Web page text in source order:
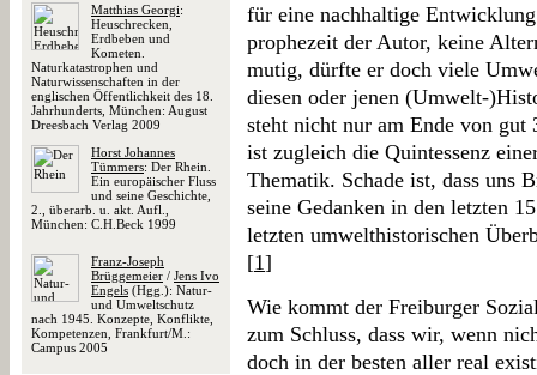
Matthias Georgi:
Heuschrecken,
Erdbeben und
Kometen.
Naturkatastrophen und
Naturwissenschaften in der
englischen Öffentlichkeit des 18.
Jahrhunderts, München: August
Dreesbach Verlag 2009
Horst Johannes
Tümmers: Der Rhein.
Ein europäischer Fluss
und seine Geschichte,
2., überarb. u. akt. Aufl.,
München: C.H.Beck 1999
Franz-Joseph
Brüggemeier / Jens Ivo
Engels (Hgg.): Natur-
und Umweltschutz
nach 1945. Konzepte, Konflikte,
Kompetenzen, Frankfurt/M.:
Campus 2005
für eine nachhaltige
prophezeit der Autor, keine
mutig, dürfte er doch viele
diesen oder jenen (Umwelt-
steht nicht nur am Ende von gut
ist zugleich die Quintessenz
Thematik. Schade ist, dass uns
seine Gedanken in den letzten
letzten umwelthistorischen
[1]
Wie kommt der Freiburger
zum Schluss, dass wir, wenn
doch in der besten aller real